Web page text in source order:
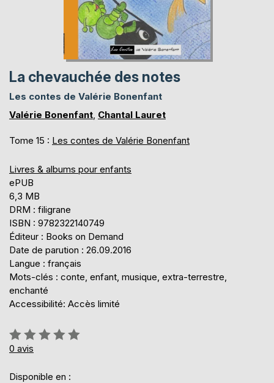
La chevauchée des notes
Les contes de Valérie Bonenfant
Valérie Bonenfant, Chantal Lauret
Tome 15 : Les contes de Valérie Bonenfant
Livres & albums pour enfants
ePUB
6,3 MB
DRM : filigrane
ISBN : 9782322140749
Éditeur : Books on Demand
Date de parution : 26.09.2016
Langue : français
Mots-clés : conte, enfant, musique, extra-terrestre,
enchanté
Accessibilité: Accès limité
Évaluation:
0%
0 avis
Disponible en :